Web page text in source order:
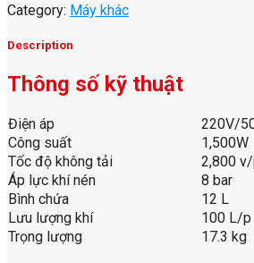
Category: Máy khác
Description
Thông số kỹ thuật
Điện áp
220V/
Công suất
1,500W
Tốc độ không tải
2,800
Áp lực khí nén
8 bar
Bình chứa
12 L
Lưu lượng khí
100 L/p
Trọng lượng
17.3 kg